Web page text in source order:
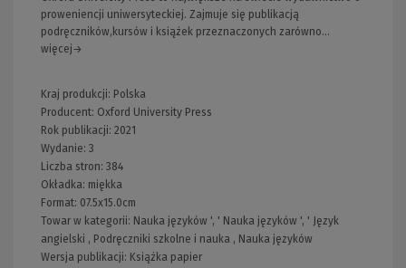
proweniencji uniwersyteckiej. Zajmuje się publikacją
podręczników,kursów i książek przeznaczonych zarówno...
więcej→
Kraj produkcji: Polska
Producent: Oxford University Press
Rok publikacji: 2021
Wydanie: 3
Liczba stron: 384
Okładka: miękka
Format: 07.5x15.0cm
Towar w kategorii: Nauka języków ', ' Nauka języków ', '
Język
angielski , Podręczniki szkolne i nauka , Nauka języków
Wersja publikacji: Książka papier